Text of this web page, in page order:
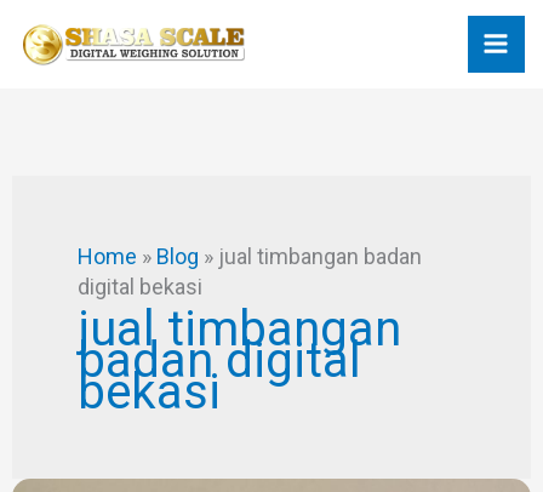
Home » Blog » jual timbangan badan
digital bekasi
jual timbangan
badan digital
bekasi